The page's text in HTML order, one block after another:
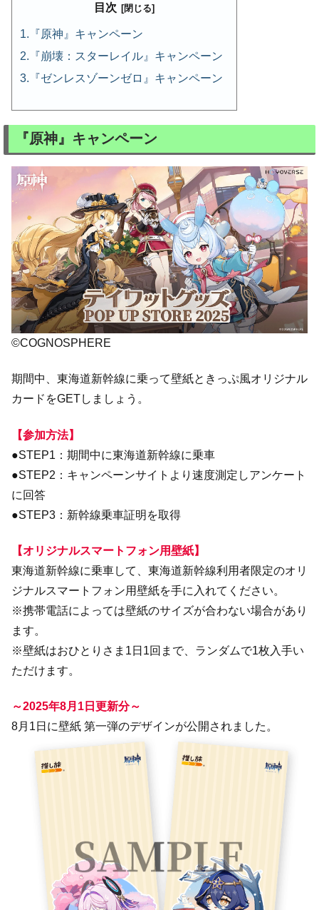
目次
『原神』キャンペーン
『崩壊：スターレイル』キャンペーン
『ゼンレスゾーンゼロ』キャンペーン
『原神』キャンペーン
©COGNOSPHERE
期間中、東海道新幹線に乗って壁紙ときっぷ風オリジナル
カードをGETしましょう。
【参加方法】
●STEP1：期間中に東海道新幹線に乗車
●STEP2：キャンペーンサイトより速度測定しアンケート
に回答
●STEP3：新幹線乗車証明を取得
【オリジナルスマートフォン用壁紙】
東海道新幹線に乗車して、東海道新幹線利用者限定のオリ
ジナルスマートフォン用壁紙を手に入れてください。
※携帯電話によっては壁紙のサイズが合わない場合があり
ます。
※壁紙はおひとりさま1日1回まで、ランダムで1枚入手い
ただけます。
～2025年8月1日更新分～
8月1日に壁紙 第一弾のデザインが公開されました。